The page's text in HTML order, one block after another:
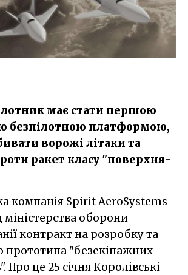
має стати першою
безпілотною платформою,
ворожі літаки та
ракет класу "поверхня-
міністерства оборони
контракт на розробку та
прототипа "безекіпажних
Про це 25 січня Королівські